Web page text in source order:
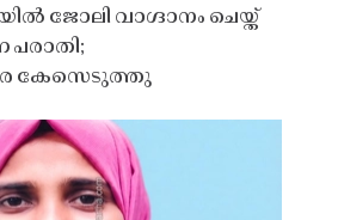
ജോലി വാഗ്ദാനം ചെയ്ത്
പരാതി;
കേസെടുത്തു